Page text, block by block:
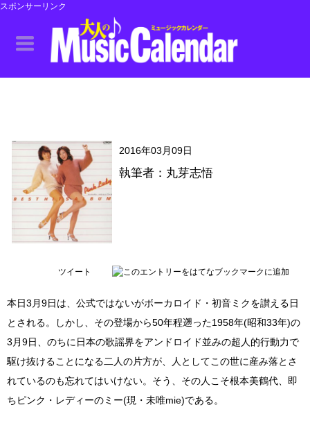
スポンサーリンク
2016年03月09日
執筆者：丸芽志悟
ツイート
本日3月9日は、公式ではないがボーカロイド・初音ミクを讃える日
とされる。しかし、その登場から50年程遡った1958年(昭和33年)の
3月9日、のちに日本の歌謡界をアンドロイド並みの超人的行動力で
駆け抜けることになる二人の片方が、人としてこの世に産み落とさ
れているのも忘れてはいけない。そう、その人こそ根本美鶴代、即
ちピンク・レディーのミー(現・未唯mie)である。